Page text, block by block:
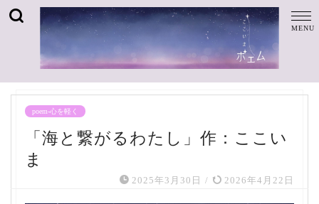
poem-心を軽く
「海と繋がるわたし」作：ここい
ま
2025年3月30日 / 2026年4月22日